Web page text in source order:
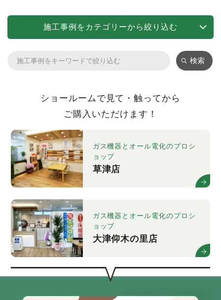
施工事例をカテゴリーから絞り込む
検索
ショールームで見て・触ってから
ご購入いただけます！
ガス機器とオール電化のプロシ
ョップ
草津店
ガス機器とオール電化のプロシ
ョップ
大津仰木の里店